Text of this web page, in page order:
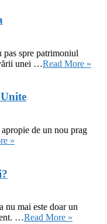
spre patrimoniul
unei …Read More »
de un nou prag
»
nu mai este doar un
…Read More »